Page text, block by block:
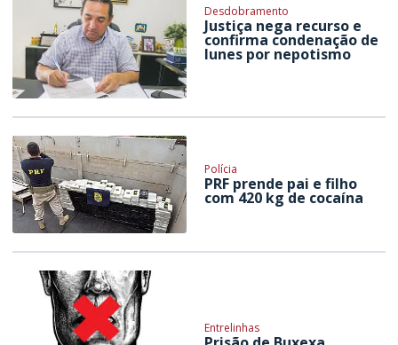
Desdobramento
Justiça nega recurso e
confirma condenação de
Iunes por nepotismo
Polícia
PRF prende pai e filho
com 420 kg de cocaína
Entrelinhas